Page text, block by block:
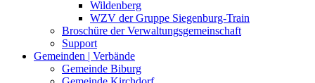
Wildenberg
WZV der Gruppe Siegenburg-Train
Broschüre der Verwaltungsgemeinschaft
Support
Gemeinden | Verbände
Gemeinde Biburg